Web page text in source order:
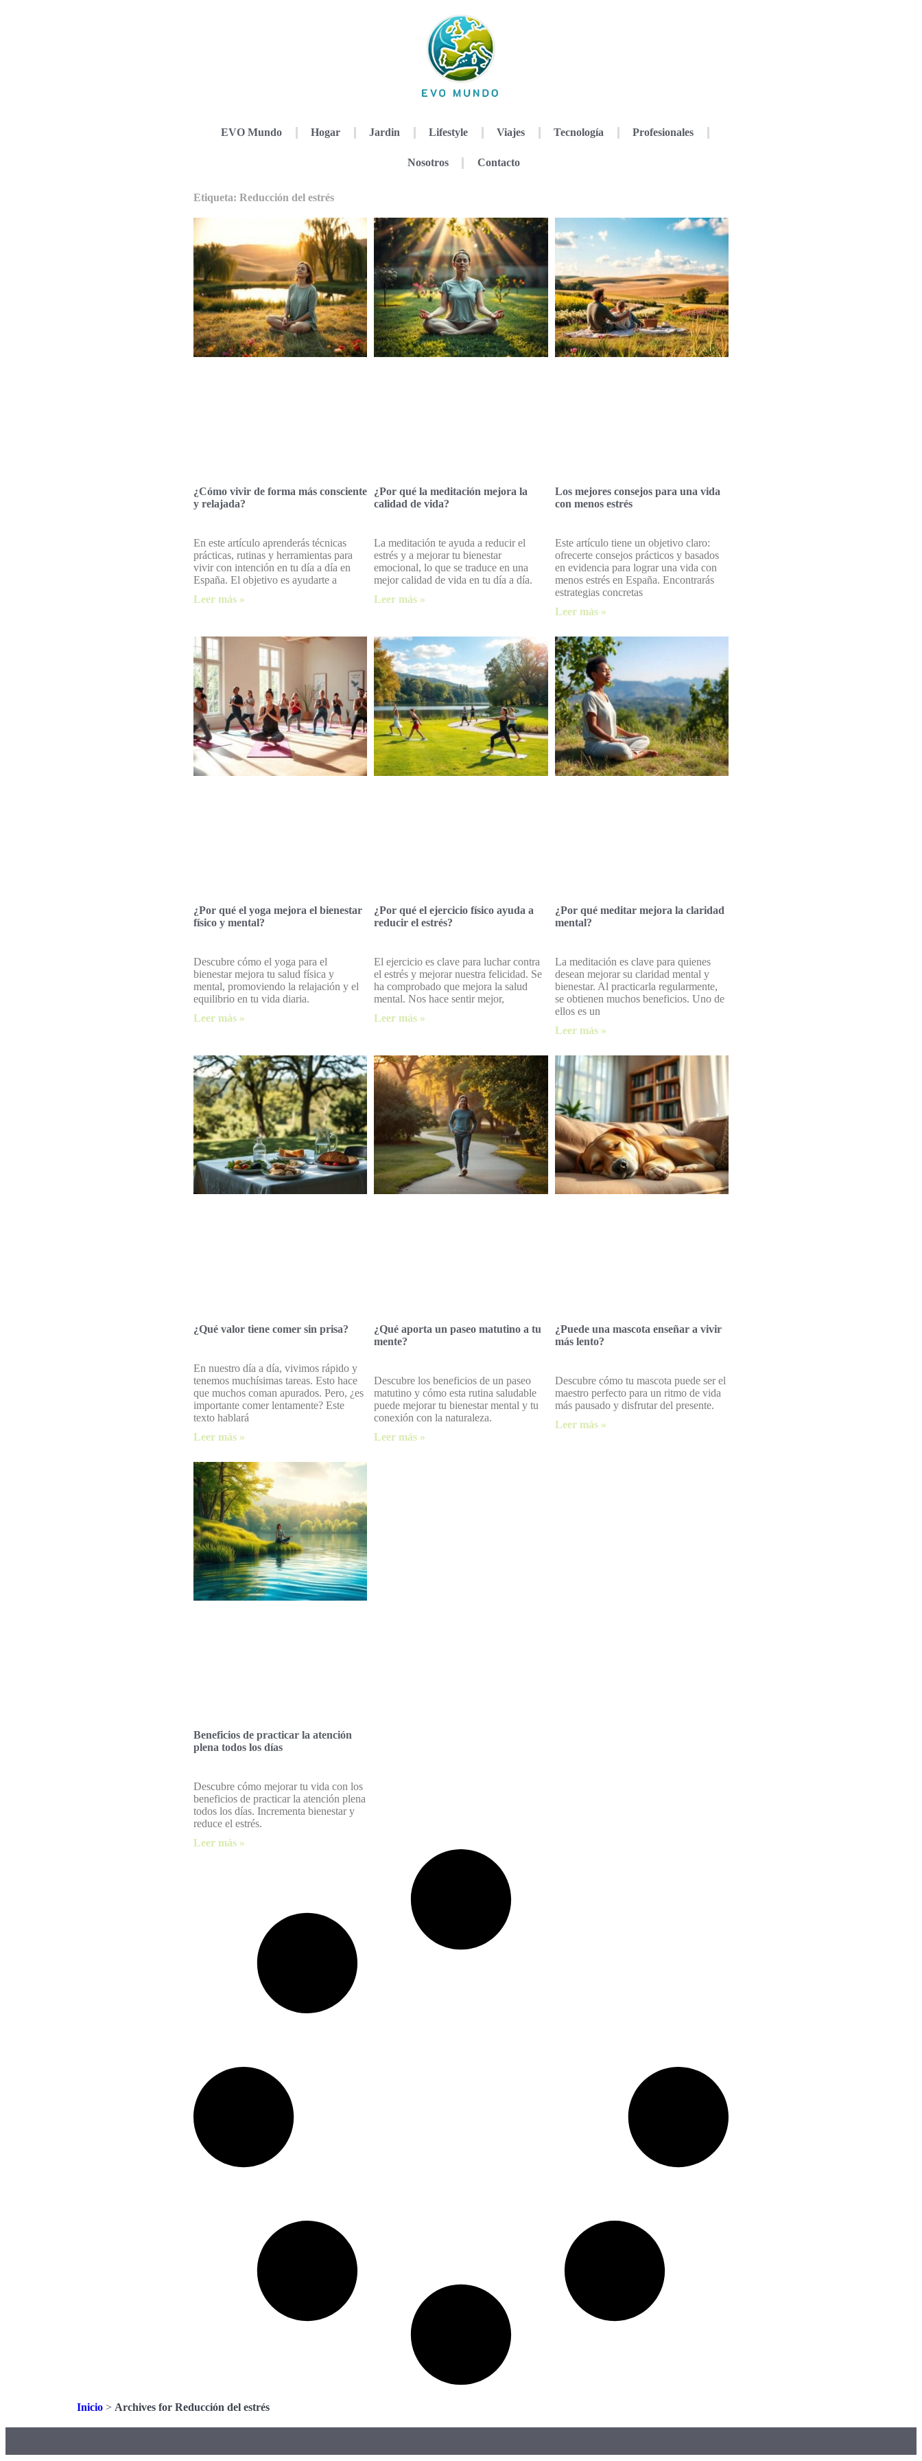
EVO Mundo Hogar Jardin Lifestyle Viajes Tecnología Profesionales
Nosotros Contacto
Etiqueta: Reducción del estrés
¿Cómo vivir de forma más consciente
y relajada?
En este artículo aprenderás técnicas
prácticas, rutinas y herramientas para
vivir con intención en tu día a día en
España. El objetivo es ayudarte a
Leer más »
¿Por qué la meditación mejora la
calidad de vida?
La meditación te ayuda a reducir el
estrés y a mejorar tu bienestar
emocional, lo que se traduce en una
mejor calidad de vida en tu día a día.
Leer más »
Los mejores consejos para una vida
con menos estrés
Este artículo tiene un objetivo claro:
ofrecerte consejos prácticos y basados
en evidencia para lograr una vida con
menos estrés en España. Encontrarás
estrategias concretas
Leer más »
¿Por qué el yoga mejora el bienestar
físico y mental?
Descubre cómo el yoga para el
bienestar mejora tu salud física y
mental, promoviendo la relajación y el
equilibrio en tu vida diaria.
Leer más »
¿Por qué el ejercicio físico ayuda a
reducir el estrés?
El ejercicio es clave para luchar contra
el estrés y mejorar nuestra felicidad. Se
ha comprobado que mejora la salud
mental. Nos hace sentir mejor,
Leer más »
¿Por qué meditar mejora la claridad
mental?
La meditación es clave para quienes
desean mejorar su claridad mental y
bienestar. Al practicarla regularmente,
se obtienen muchos beneficios. Uno de
ellos es un
Leer más »
¿Qué valor tiene comer sin prisa?
En nuestro día a día, vivimos rápido y
tenemos muchísimas tareas. Esto hace
que muchos coman apurados. Pero, ¿es
importante comer lentamente? Este
texto hablará
Leer más »
¿Qué aporta un paseo matutino a tu
mente?
Descubre los beneficios de un paseo
matutino y cómo esta rutina saludable
puede mejorar tu bienestar mental y tu
conexión con la naturaleza.
Leer más »
¿Puede una mascota enseñar a vivir
más lento?
Descubre cómo tu mascota puede ser el
maestro perfecto para un ritmo de vida
más pausado y disfrutar del presente.
Leer más »
Beneficios de practicar la atención
plena todos los días
Descubre cómo mejorar tu vida con los
beneficios de practicar la atención plena
todos los días. Incrementa bienestar y
reduce el estrés.
Leer más »
Inicio > Archives for Reducción del estrés